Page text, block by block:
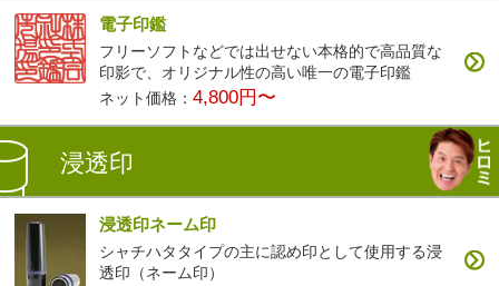
電子印鑑
フリーソフトなどでは出せない本格的で高品質な
印影で、オリジナル性の高い唯一の電子印鑑
ネット価格：4,800円〜
浸透印
浸透印ネーム印
シャチハタタイプの主に認め印として使用する浸
透印（ネーム印）